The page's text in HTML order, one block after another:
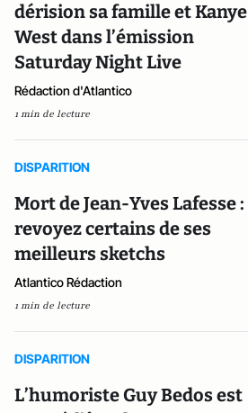
dérision sa famille et Kanye
West dans l’émission
Saturday Night Live
Rédaction d'Atlantico
1 min de lecture
DISPARITION
Mort de Jean-Yves Lafesse :
revoyez certains de ses
meilleurs sketchs
Atlantico Rédaction
1 min de lecture
DISPARITION
L’humoriste Guy Bedos est